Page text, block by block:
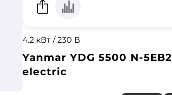
4.2 кВт / 230 В
Yanmar YDG 5500 N-5EB2
electric